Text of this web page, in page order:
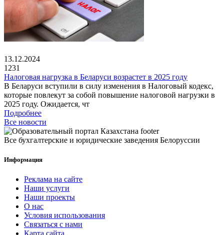
13.12.2024
1231
Налоговая нагрузка в Беларуси возрастет в 2025 году
В Беларуси вступили в силу изменения в Налоговый кодекс,
которые повлекут за собой повышение налоговой нагрузки в
2025 году. Ожидается, чт
Подробнее
Все новости
Все бухгалтерские и юридические заведения Белоруссии
Информация
Реклама на сайте
Наши услуги
Наши проекты
О нас
Условия использования
Связаться с нами